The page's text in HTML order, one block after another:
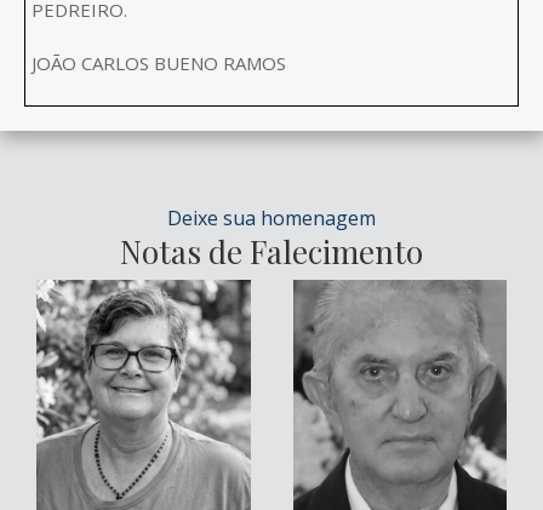
PEDREIRO.
JOÃO CARLOS BUENO RAMOS
Deixe sua homenagem
Notas de Falecimento